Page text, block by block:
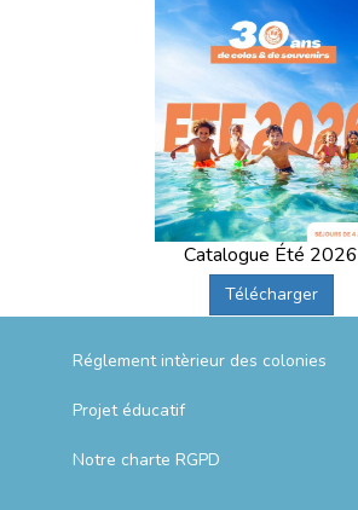
Catalogue Été 2026
Télécharger
Réglement intèrieur des colonies
Projet éducatif
Notre charte RGPD